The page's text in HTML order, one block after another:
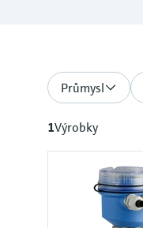
Průmysl
1Výrobky